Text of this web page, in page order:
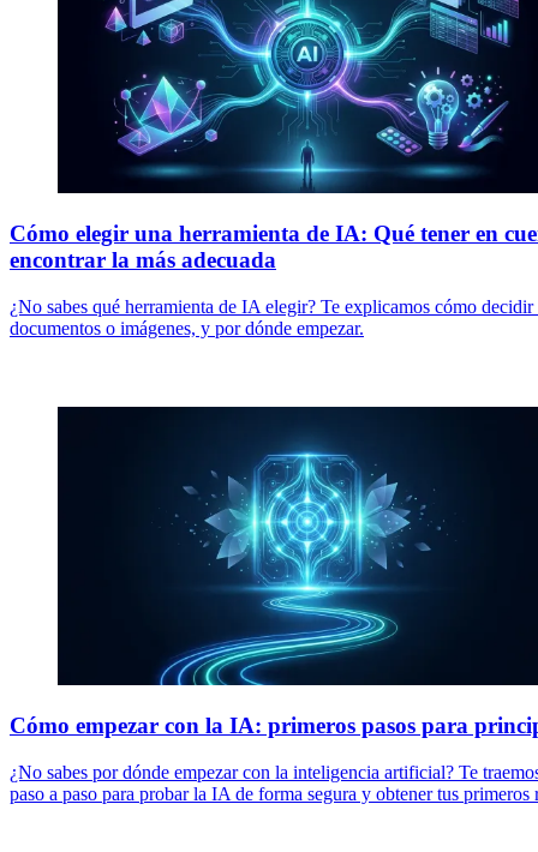
Cómo elegir una herramienta de IA: Qué tener en
encontrar la más adecuada
¿No sabes qué herramienta de IA elegir? Te explicamos cómo
documentos o imágenes, y por dónde empezar.
Cómo empezar con la IA: primeros pasos para
¿No sabes por dónde empezar con la inteligencia artificial? Te
paso a paso para probar la IA de forma segura y obtener tus primeros